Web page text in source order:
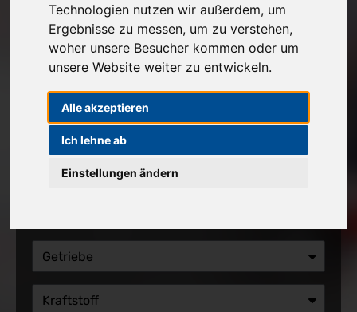
Technologien nutzen wir außerdem, um
Ergebnisse zu messen, um zu verstehen,
woher unsere Besucher kommen oder um
unsere Website weiter zu entwickeln.
Alle akzeptieren
Ich lehne ab
Einstellungen ändern
Angaben zu Ihrem Fahrzeug
Marke*
Modell